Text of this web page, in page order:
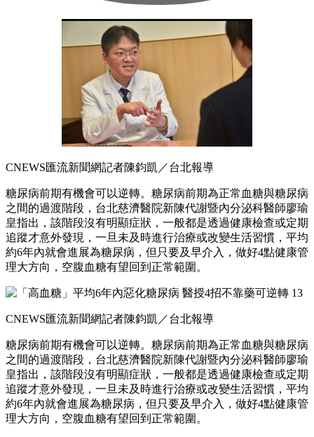
CNEWS匯流新聞網記者陳鈞凱／台北報導
糖尿病前期有機會可以逆轉。糖尿病前期為正常血糖與糖尿病
之間的過渡階段，台北慈濟醫院新陳代謝暨內分泌科醫師廖瑜
皇指出，該階段沒有明顯症狀，一般都是透過健康檢查或定期
追蹤才意外發現，一旦未及時進行治療或改變生活習慣，平均
約6年內就會進展為糖尿病，但只要及早介入，做好4點健康管
理大方向，空腹血糖有望回到正常範圍。
CNEWS匯流新聞網記者陳鈞凱／台北報導
糖尿病前期有機會可以逆轉。糖尿病前期為正常血糖與糖尿病
之間的過渡階段，台北慈濟醫院新陳代謝暨內分泌科醫師廖瑜
皇指出，該階段沒有明顯症狀，一般都是透過健康檢查或定期
追蹤才意外發現，一旦未及時進行治療或改變生活習慣，平均
約6年內就會進展為糖尿病，但只要及早介入，做好4點健康管
理大方向，空腹血糖有望回到正常範圍。